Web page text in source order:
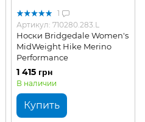
1
Артикул: 710280.283.L
Носки Bridgedale Women's
MidWeight Hike Merino
Performance
1 415 грн
В наличии
Купить